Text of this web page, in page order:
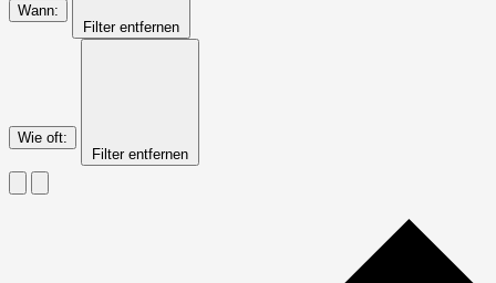
Wann:
Filter entfernen
Wie oft:
Filter entfernen